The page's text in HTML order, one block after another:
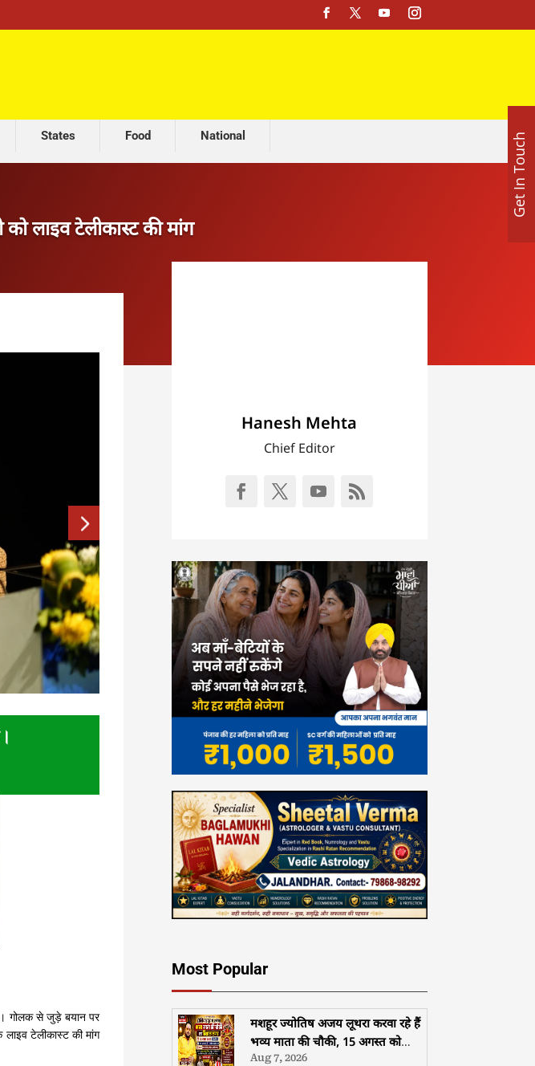
States Food
National
लाइव टेलीकास्ट की मांग
गोलक से जुड़े बयान पर
लाइव टेलीकास्ट की मांग
Hanesh Mehta
Chief Editor
Most Popular
मशहूर ज्योतिष अजय लूथरा करवा रहे हैं
भव्य माता की चौकी, 15 अगस्त को
होशियारपुर में सजेगा विशाल धार्मिक
Aug 7, 2026
Get In Touch